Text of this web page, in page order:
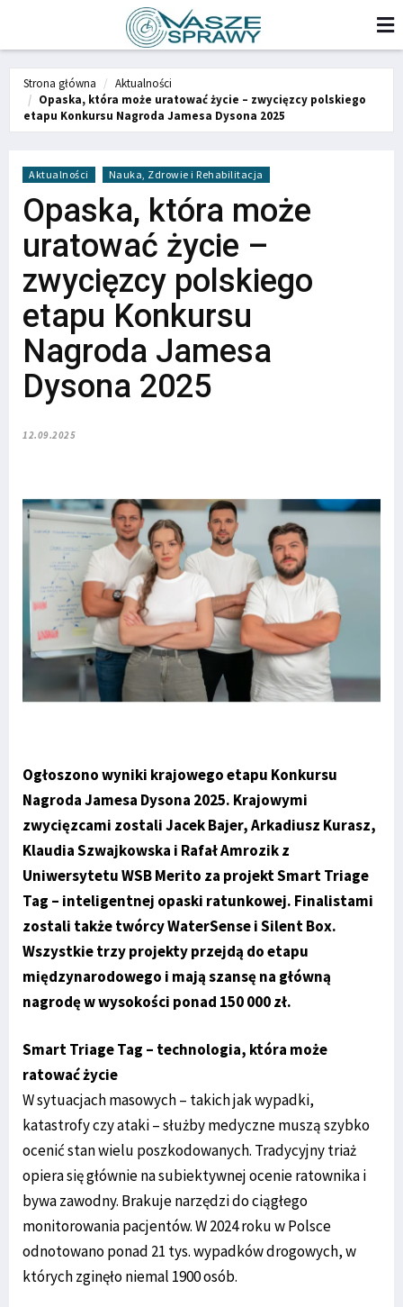
Strona główna
Aktualności
Opaska, która może uratować życie – zwycięzcy polskiego
etapu Konkursu Nagroda Jamesa Dysona 2025
Aktualności Nauka, Zdrowie i Rehabilitacja
Opaska, która może
uratować życie –
zwycięzcy polskiego
etapu Konkursu
Nagroda Jamesa
Dysona 2025
12.09.2025
Ogłoszono wyniki krajowego etapu Konkursu
Nagroda Jamesa Dysona 2025. Krajowymi
zwycięzcami zostali Jacek Bajer, Arkadiusz Kurasz,
Klaudia Szwajkowska i Rafał Amrozik z
Uniwersytetu WSB Merito za projekt Smart Triage
Tag – inteligentnej opaski ratunkowej. Finalistami
zostali także twórcy WaterSense i Silent Box.
Wszystkie trzy projekty przejdą do etapu
międzynarodowego i mają szansę na główną
nagrodę w wysokości ponad 150 000 zł.
Smart Triage Tag – technologia, która może
ratować życie
W sytuacjach masowych – takich jak wypadki,
katastrofy czy ataki – służby medyczne muszą szybko
ocenić stan wielu poszkodowanych. Tradycyjny triaż
opiera się głównie na subiektywnej ocenie ratownika i
bywa zawodny. Brakuje narzędzi do ciągłego
monitorowania pacjentów. W 2024 roku w Polsce
odnotowano ponad 21 tys. wypadków drogowych, w
których zginęło niemal 1900 osób.